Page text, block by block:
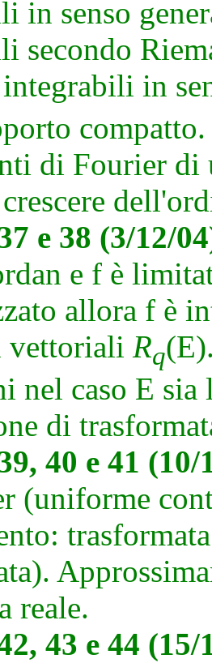
in senso
secondo
in
di Fourier di
e 38 (3/12/
e f è
allora f è
vettoriali Rq
nel caso E sia
di
40 e 41
(uniforme
reale.
43 e 44